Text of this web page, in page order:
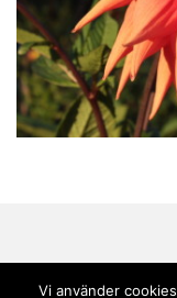
Vi använder